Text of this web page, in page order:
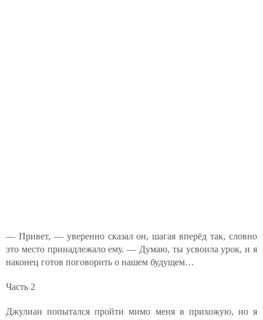
— Привет, — уверенно сказал он, шагая вперёд так, словно
это место принадлежало ему. — Думаю, ты усвоила урок, и я
наконец готов поговорить о нашем будущем…
Часть 2
Джулиан попытался пройти мимо меня в прихожую, но я